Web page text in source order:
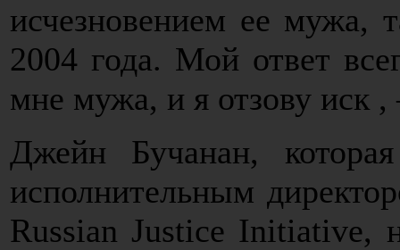
исчезновением ее мужа,
2004 года. Мой ответ
мне мужа, и я отзову иск ,
Джейн Бучанан,
исполнительным
Russian Justice Initiative,